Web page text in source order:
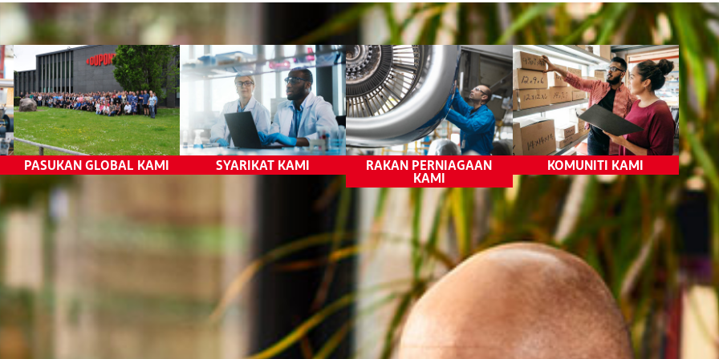
PASUKAN GLOBAL KAMI
Keselamatan dan Kesihatan
Hak Asasi Manusia
SYARIKAT KAMI
Maklumat Sulit dan Harta
Intelektual
Penyimpanan Rekod dan
Laporan
Komunikasi Luaran
RAKAN PERNIAGAAN
KAMI
Pembayaran untuk Produk
dan Perkhidmatan
Kawalan Perdagangan
Antarabangsa
Anti Pengubahan Wang
Haram
Privasi Data
Amalan Persaingan
Hubungan Kerajaan
Pengurusan Risiko Pihak
Ketiga
KOMUNITI KAMI
Hak Asasi Manusia